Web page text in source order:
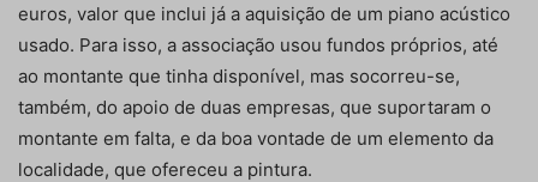
euros, valor que inclui já a aquisição de um piano acústico
usado. Para isso, a associação usou fundos próprios, até
ao montante que tinha disponível, mas socorreu-se,
também, do apoio de duas empresas, que suportaram o
montante em falta, e da boa vontade de um elemento da
localidade, que ofereceu a pintura.